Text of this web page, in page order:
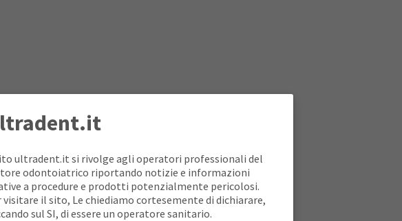
ultradent.it si rivolge agli operatori professionali del
odontoiatrico riportando notizie e informazioni
a procedure e prodotti potenzialmente pericolosi.
visitare il sito, Le chiediamo cortesemente di dichiarare,
sul SI, di essere un operatore sanitario.